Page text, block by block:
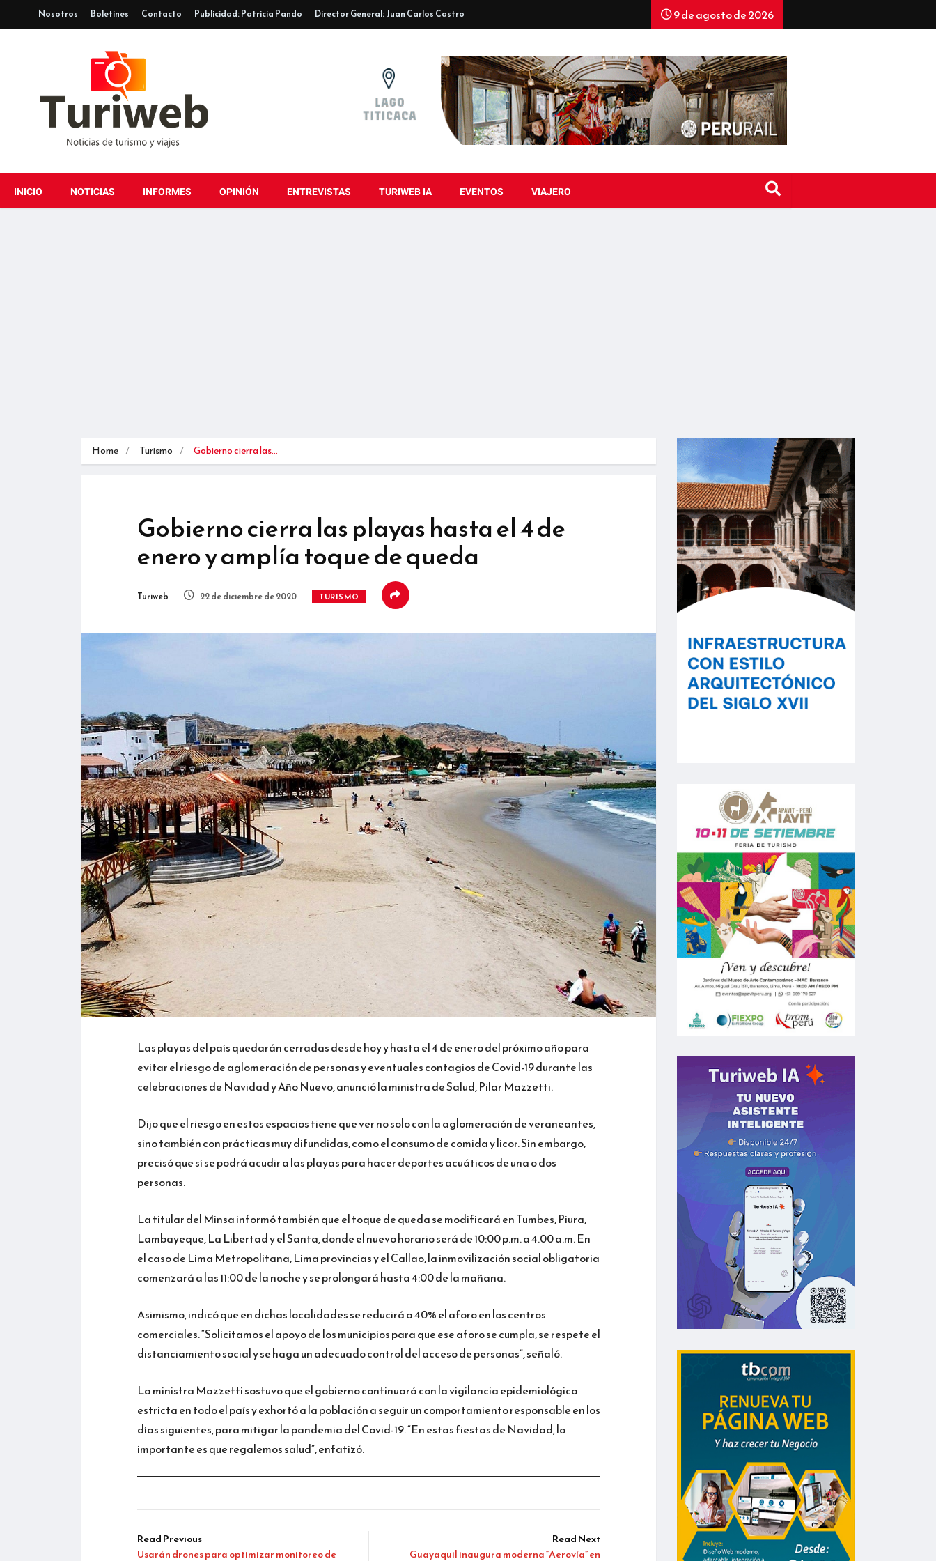
Nosotros Boletines Contacto Publicidad: Patricia Pando Director General: Juan Carlos Castro 9 de agosto de 2026
INICIO NOTICIAS INFORMES OPINIÓN ENTREVISTAS TURIWEB IA EVENTOS VIAJERO
Home Turismo Gobierno cierra las…
Gobierno cierra las playas hasta el 4 de
enero y amplía toque de queda
Turiweb 22 de diciembre de 2020 TURISMO
Las playas del país quedarán cerradas desde hoy y hasta el 4 de enero del próximo año para
evitar el riesgo de aglomeración de personas y eventuales contagios de Covid-19 durante las
celebraciones de Navidad y Año Nuevo, anunció la ministra de Salud, Pilar Mazzetti.
Dijo que el riesgo en estos espacios tiene que ver no solo con la aglomeración de veraneantes,
sino también con prácticas muy difundidas, como el consumo de comida y licor. Sin embargo,
precisó que sí se podrá acudir a las playas para hacer deportes acuáticos de una o dos
personas.
La titular del Minsa informó también que el toque de queda se modificará en Tumbes, Piura,
Lambayeque, La Libertad y el Santa, donde el nuevo horario será de 10:00 p.m. a 4.00 a.m. En
el caso de Lima Metropolitana, Lima provincias y el Callao, la inmovilización social obligatoria
comenzará a las 11:00 de la noche y se prolongará hasta 4:00 de la mañana.
Asimismo, indicó que en dichas localidades se reducirá a 40% el aforo en los centros
comerciales. “Solicitamos el apoyo de los municipios para que ese aforo se cumpla, se respete el
distanciamiento social y se haga un adecuado control del acceso de personas”, señaló.
La ministra Mazzetti sostuvo que el gobierno continuará con la vigilancia epidemiológica
estricta en todo el país y exhortó a la población a seguir un comportamiento responsable en los
días siguientes, para mitigar la pandemia del Covid-19. “En estas fiestas de Navidad, lo
importante es que regalemos salud”, enfatizó.
Read Previous
Usarán drones para optimizar monitoreo de
Read Next
Guayaquil inaugura moderna “Aerovía” en